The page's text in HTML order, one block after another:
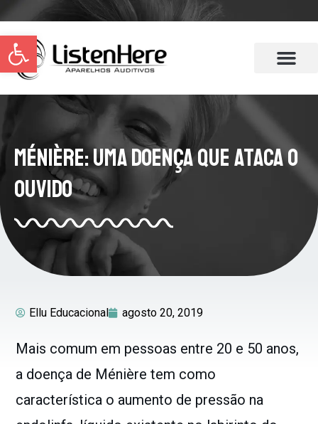
Abrir a barra de ferramentas
Ménière: Uma Doença Que Ataca o
Ouvido
Ellu Educacional agosto 20, 2019
Mais comum em pessoas entre 20 e 50 anos,
a doença de Ménière tem como
característica o aumento de pressão na